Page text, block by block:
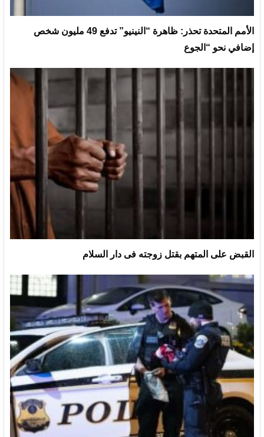
الأمم المتحدة تحذر: ظاهرة “النينيو” تدفع 49 مليون شخص
إضافي نحو “الجوع
القبض على المتهم بقتل زوجته فى دار السلام